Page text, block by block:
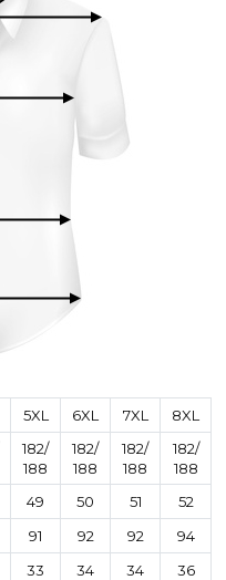
5XL 6XL 7XL 8XL
182/
188
182/
188
182/
188
182/
188
49 50 51
52
91 92 92
94
33 34 34
36